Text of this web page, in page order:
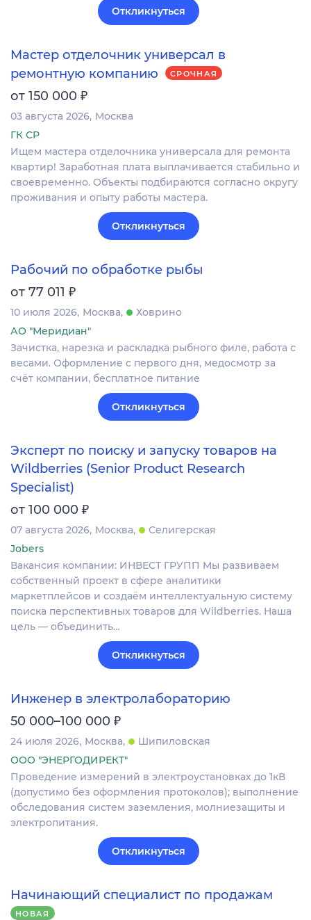
Откликнуться
Мастер отделочник универсал в
ремонтную компанию
СРОЧНАЯ
от 150 000 ₽
03 августа 2026 Москва
ГК СР
Ищем мастера отделочника универсала для ремонта
квартир! Заработная плата выплачивается стабильно и
своевременно. Объекты подбираются согласно округу
проживания и опыту работы мастера.
Откликнуться
Рабочий по обработке рыбы
от 77 011 ₽
10 июля 2026 Москва
Ховрино
АО "Меридиан"
Зачистка, нарезка и раскладка рыбного филе, работа с
весами. Оформление c первого дня, медосмотр за
счёт компании, бесплатное питание
Откликнуться
Эксперт по поиску и запуску товаров на
Wildberries (Senior Product Research
Specialist)
от 100 000 ₽
07 августа 2026 Москва
Селигерская
Jobers
Вакансия компании: ИНВЕСТ ГРУПП Мы развиваем
собственный проект в сфере аналитики
маркетплейсов и создаём интеллектуальную систему
поиска перспективных товаров для Wildberries. Наша
цель — объединить…
Откликнуться
Инженер в электролабораторию
50 000–100 000 ₽
24 июля 2026 Москва
Шипиловская
ООО "ЭНЕРГОДИРЕКТ"
Проведение измерений в электроустановках до 1кВ
(допустимо без оформления протоколов); выполнение
обследования систем заземления, молниезащиты и
электропитания.
Откликнуться
Начинающий специалист по продажам
НОВАЯ